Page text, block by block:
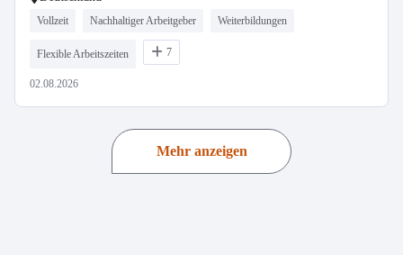
Vollzeit Nachhaltiger Arbeitgeber Weiterbildungen
Flexible Arbeitszeiten 7
02.08.2026
Mehr anzeigen